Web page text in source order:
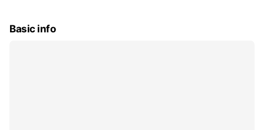
e
Basic info